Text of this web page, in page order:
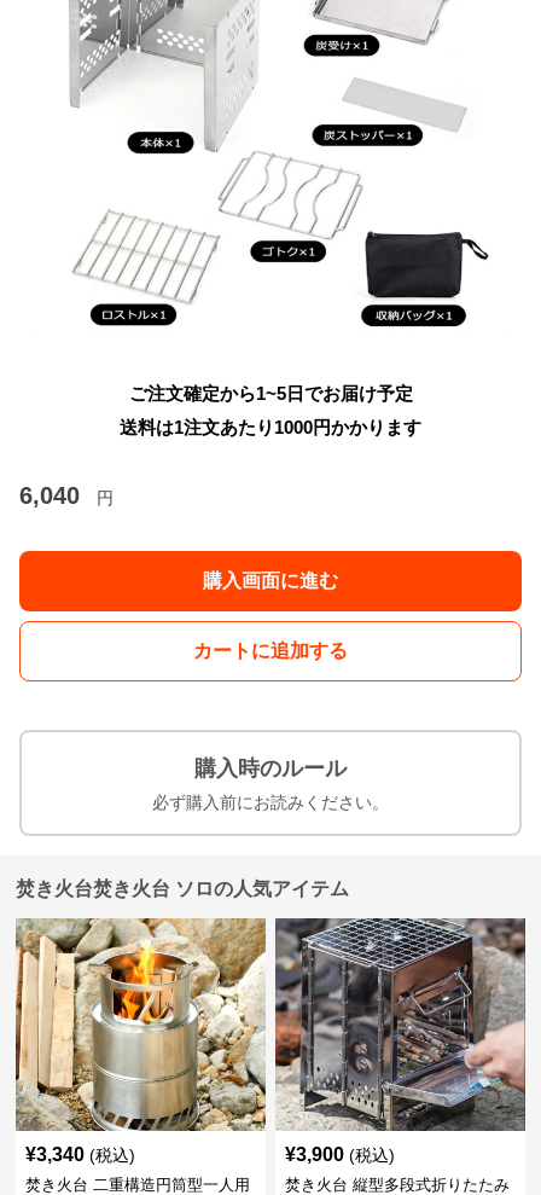
ご注文確定から1~5日でお届け予定
送料は1注文あたり 1000円かかります
6,040 円
購入画面に進む
カートに追加する
購入時のルール
必ず購入前にお読みください。
焚き火台焚き火台 ソロの人気アイテム
¥3,340 (税込)
焚き火台 二重構造円筒型一人用
¥3,900 (税込)
焚き火台 縦型多段式折りたたみ